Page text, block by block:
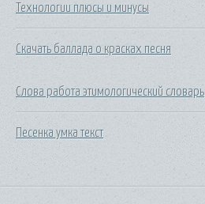
Технологии плюсы и минусы
Скачать баллада о красках песня
Слова работа этимологический словарь
Песенка умка текст